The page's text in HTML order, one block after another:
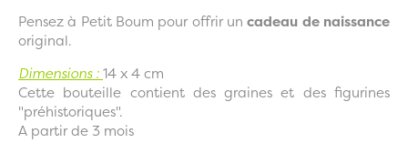
Pensez à Petit Boum pour offrir uncadeau de naissance
original.
Dimensions :14 x 4 cm
Cette bouteille contient des graines et des figurines
"préhistoriques".
A partir de 3 mois